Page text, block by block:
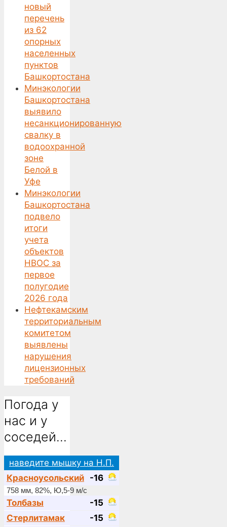
новый
перечень
из 62
опорных
населенных
пунктов
Башкортостана
Минэкологии
Башкортостана
выявило
несанкционированную
свалку в
водоохранной
зоне
Белой в
Уфе
Минэкологии
Башкортостана
подвело
итоги
учета
объектов
НВОС за
первое
полугодие
2026 года
Нефтекамским
территориальным
комитетом
выявлены
нарушения
лицензионных
требований
Погода у
нас и у
соседей…
наведите мышку на Н.П.
Красноусольский -16
758 мм, 82%, Ю,5-9 м/с
Толбазы
-15
Стерлитамак
-15